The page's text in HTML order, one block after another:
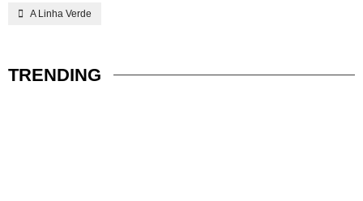
A Linha Verde
TRENDING